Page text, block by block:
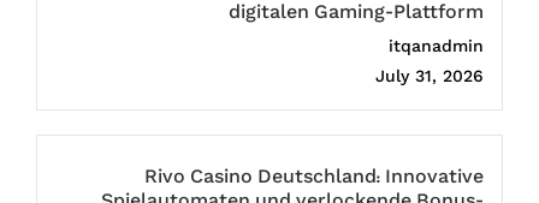
digitalen Gaming-Plattform
itqanadmin
July 31, 2026
Rivo Casino Deutschland: Innovative